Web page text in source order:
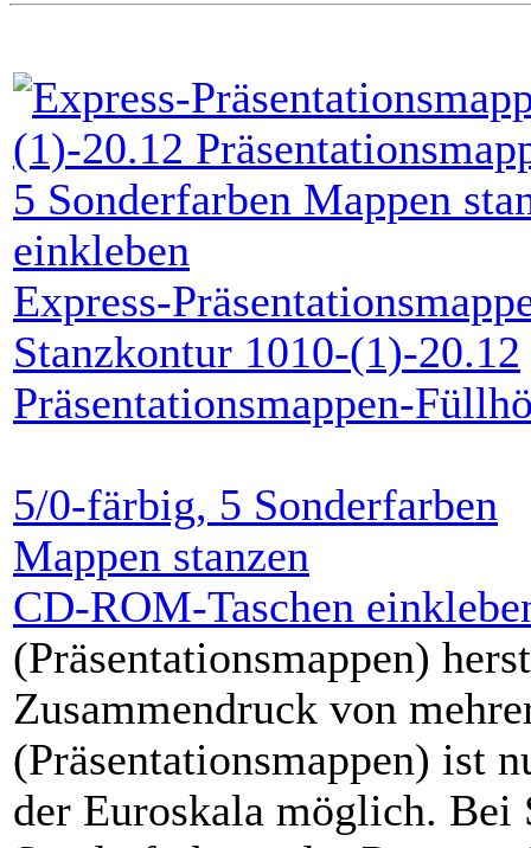
Express-
Stanzkontur 1010-(1)-20.12
Präsentationsmappen-
5/0-färbig, 5 Sonderfarben
Mappen stanzen
CD-ROM-Taschen
(Präsentationsmappen)
Zusammendruck von
(Präsentationsmappen) ist
der Euroskala möglich. Bei